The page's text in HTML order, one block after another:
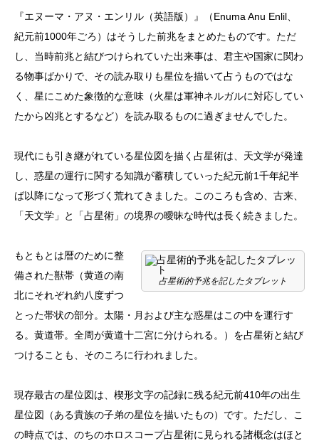
『エヌーマ・アヌ・エンリル （英語版）
』（Enuma Anu Enlil、
紀元前1000年ごろ）はそうした前兆をまとめたものです。ただ
し、当時前兆と結びつけられていた出来事は、君主や国家に関わ
る物事ばかりで、その読み取りも星位を描いて占うものではな
く、星にこめた象徴的な意味（火星は軍神ネルガルに対応してい
たから凶兆とするなど）を読み取るものに過ぎませんでした。
現代にも引き継がれている星位図を描く占星術は、天文学が発達
し、惑星の運行に関する知識が蓄積していった紀元前1千年紀半
ば以降になって形づく荒れてきました。このころも含め、古来、
「天文学」と「占星術」の境界の曖昧な時代は長く続きました。
占星術的予兆を記したタブレット
もともとは暦のために整
備された獣帯（黄道の南
北にそれぞれ約八度ずつ
とった帯状の部分。太陽・月および主な惑星はこの中を運行す
る。黄道帯。全周が黄道十二宮に分けられる。）を占星術と結び
つけることも、そのころに行われました。
現存最古の星位図は、楔形文字の記録に残る紀元前410年の出生
星位図（ある貴族の子弟の星位を描いたもの）です。ただし、こ
の時点では、のちのホロスコープ占星術に見られる諸概念はほと